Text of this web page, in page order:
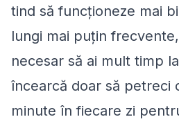
tind să funcționeze mai
lungi mai puțin
necesar să ai mult timp
încearcă doar să petreci
minute în fiecare zi